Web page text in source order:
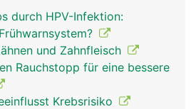
durch HPV-Infektion:
und Zahnfleisch
Rauchstopp für eine bessere
Krebsrisiko